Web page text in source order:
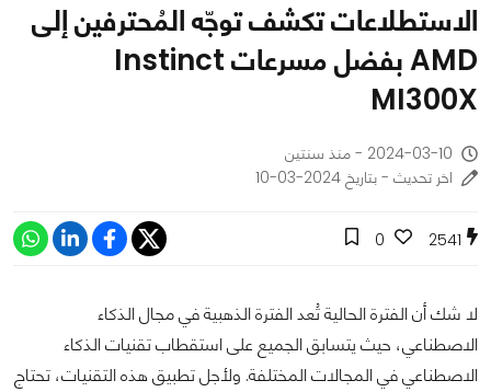
الاستطلاعات تكشف توجّه المُحترفين إلى
AMD بفضل مسرعات Instinct
MI300X
2024-03-10 - منذ سنتين
اخر تحديث - بتاريخ 2024-03-10
2541
0
لا شك أن الفترة الحالية تُعد الفترة الذهبية في مجال الذكاء
الاصطناعي، حيث يتسابق الجميع على استقطاب تقنيات الذكاء
الاصطناعي في المجالات المختلفة. ولأجل تطبيق هذه التقنيات، تحتاج